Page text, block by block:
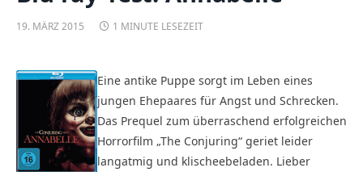
19. MÄRZ 2015 1 MINUTE LESEZEIT
Eine antike Puppe sorgt im Leben eines
jungen Ehepaares für Angst und Schrecken.
Das Prequel zum überraschend erfolgreichen
Horrorfilm „The Conjuring“ geriet leider
langatmig und klischeebeladen. Lieber